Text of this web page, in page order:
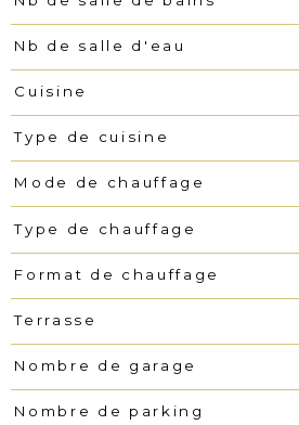
Nb de salle d'eau
Cuisine
Type de cuisine
Mode de chauffage
Type de chauffage
Format de chauffage
Terrasse
Nombre de garage
Nombre de parking